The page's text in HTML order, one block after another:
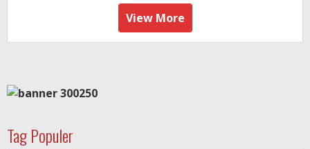
View More
Tag Populer